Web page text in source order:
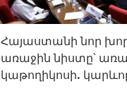
Հայաստանի նոր
առաջին նիստը՝
կաթողիկոսի.